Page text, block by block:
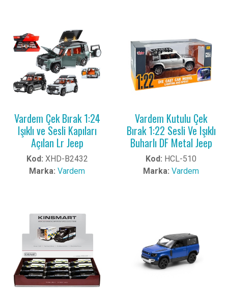
Vardem Çek Bırak 1:24
Işıklı ve Sesli Kapıları
Açılan Lr Jeep
Kod: XHD-B2432
Marka: Vardem
Vardem Kutulu Çek
Bırak 1:22 Sesli Ve Işıklı
Buharlı DF Metal Jeep
Kod: HCL-510
Marka: Vardem